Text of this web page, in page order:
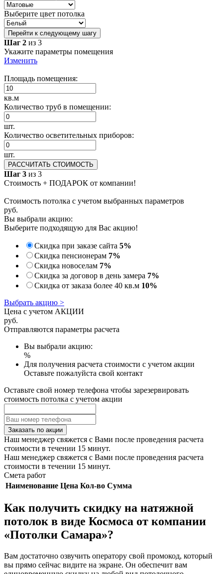
Выберите цвет потолка
Перейти к следующему шагу
Шаг 2 из 3
Укажите параметры помещения
Изменить
Площадь помещения:
кв.м
Количество труб в помещении:
шт.
Количество осветительных приборов:
шт.
РАССЧИТАТЬ СТОИМОСТЬ
Шаг 3 из 3
Стоимость + ПОДАРОК от компании!
Стоимость потолка с учетом выбранных параметров
руб.
Вы выбрали акцию:
Выберите подходящую для Вас акцию!
Скидка при заказе сайта 5%
Скидка пенсионерам 7%
Скидка новоселам 7%
Скидка за договор в день замера 7%
Скидка от заказа более 40 кв.м 10%
Выбрать акцию >
Цена с учетом АКЦИИ
руб.
Отправляются параметры расчета
Вы выбрали акцию:
%
Для получения расчета стоимости с учетом акции
Оставьте пожалуйста свой контакт
Оставьте свой номер телефона чтобы зарезервировать
стоимость потолка с учетом акции
Заказать по акции
Наш менеджер свяжется с Вами после проведения расчета
стоимости в течении 15 минут.
Наш менеджер свяжется с Вами после проведения расчета
стоимости в течении 15 минут.
Смета работ
Наименование Цена Кол-во Сумма
Как получить скидку на натяжной
потолок в виде Космоса от компании
«Потолки Самара»?
Вам достаточно озвучить оператору свой промокод, который
вы прямо сейчас видите на экране. Он обеспечит вам